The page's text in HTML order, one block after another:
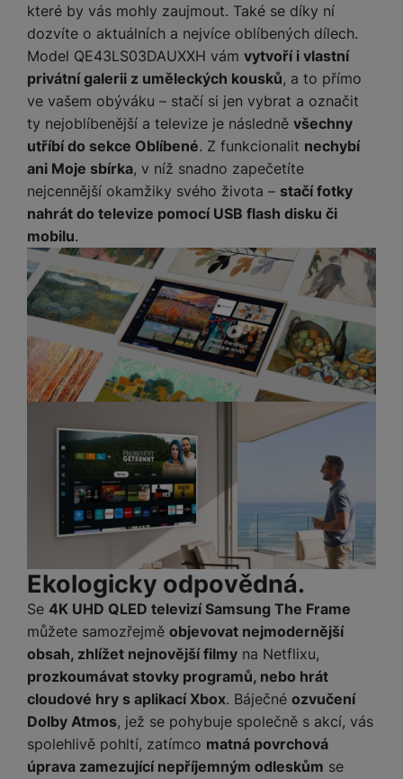
které by vás mohly zaujmout. Také se díky ní
dozvíte o aktuálních a nejvíce oblíbených dílech.
Model QE43LS03DAUXXH vám vytvoří i vlastní
privátní galerii z uměleckých kousků, a to přímo
ve vašem obýváku – stačí si jen vybrat a označit
ty nejoblíbenější a televize je následně všechny
utříbí do sekce Oblíbené. Z funkcionalit nechybí
ani Moje sbírka, v níž snadno zapečetíte
nejcennější okamžiky svého života – stačí fotky
nahrát do televize pomocí USB flash disku či
mobilu.
Ekologicky odpovědná.
Se 4K UHD QLED televizí Samsung The Frame
můžete samozřejmě objevovat nejmodernější
obsah, zhlížet nejnovější filmy na Netflixu,
prozkoumávat stovky programů, nebo hrát
cloudové hry s aplikací Xbox. Báječné ozvučení
Dolby Atmos, jež se pohybuje společně s akcí, vás
spolehlivě pohltí, zatímco matná povrchová
úprava zamezující nepříjemným odleskům se